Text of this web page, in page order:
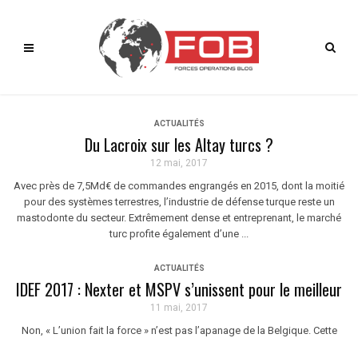
ACTUALITÉS
Du Lacroix sur les Altay turcs ?
12 mai, 2017
Avec près de 7,5Md€ de commandes engrangés en 2015, dont la moitié
pour des systèmes terrestres, l’industrie de défense turque reste un
mastodonte du secteur. Extrêmement dense et entreprenant, le marché
turc profite également d’une ...
ACTUALITÉS
IDEF 2017 : Nexter et MSPV s’unissent pour le meilleur
11 mai, 2017
Non, « L’union fait la force » n’est pas l’apanage de la Belgique. Cette